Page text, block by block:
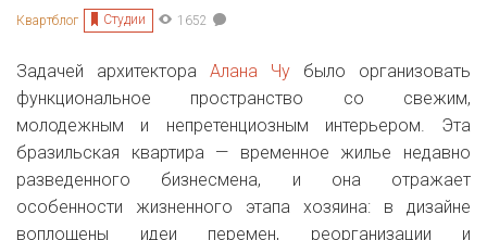
Квартблог Студии 1652
Задачей архитектора Алана Чу было организовать
функциональное пространство со свежим,
молодежным и непретенциозным интерьером. Эта
бразильская квартира — временное жилье недавно
разведенного бизнесмена, и она отражает
особенности жизненного этапа хозяина: в дизайне
воплощены идеи перемен, реорганизации и